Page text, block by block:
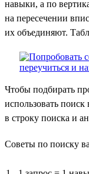
навыки, а по
на пересечении
их объединяют.
Чтобы подбирать
использовать
в строку поиска и
Советы по поиску